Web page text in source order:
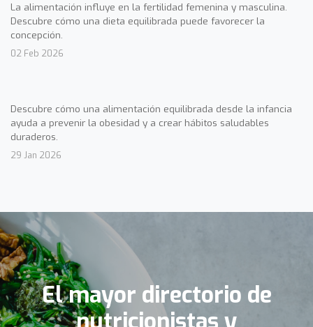
La alimentación influye en la fertilidad femenina y masculina.
Descubre cómo una dieta equilibrada puede favorecer la
concepción.
02 Feb 2026
Descubre cómo una alimentación equilibrada desde la infancia
ayuda a prevenir la obesidad y a crear hábitos saludables
duraderos.
29 Jan 2026
El mayor directorio de